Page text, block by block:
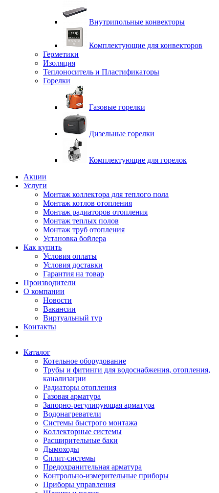
Внутрипольные конвекторы
Комплектующие для конвекторов
Герметики
Изоляция
Теплоноситель и Пластификаторы
Горелки
Газовые горелки
Дизельные горелки
Комплектующие для горелок
Акции
Услуги
Монтаж коллектора для теплого пола
Монтаж котлов отопления
Монтаж радиаторов отопления
Монтаж теплых полов
Монтаж труб отопления
Установка бойлера
Как купить
Условия оплаты
Условия доставки
Гарантия на товар
Производители
О компании
Новости
Вакансии
Виртуальный тур
Контакты
Каталог
Котельное оборудование
Трубы и фитинги для водоснабжения, отопления,
канализации
Радиаторы отопления
Газовая арматура
Запорно-регулирующая арматура
Водонагреватели
Системы быстрого монтажа
Коллекторные системы
Расширительные баки
Дымоходы
Сплит-системы
Предохранительная арматура
Контрольно-измерительные приборы
Приборы управления